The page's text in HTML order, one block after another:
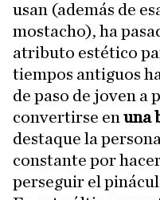
usan (además de
mostacho), ha
atributo estético
tiempos antiguos
de paso de joven a
convertirse en una
destaque la
constante por
perseguir el